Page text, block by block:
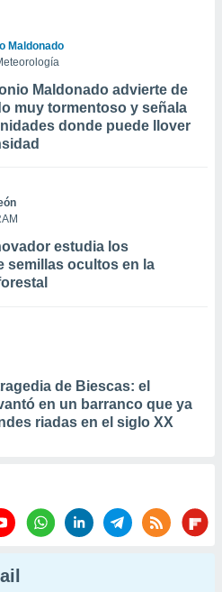
Maldonado
Maldonado advierte de
muy tormentoso y señala
donde puede llover
estudia los
semillas ocultos en la
de Biescas: el
en un barranco que ya
riadas en el siglo XX